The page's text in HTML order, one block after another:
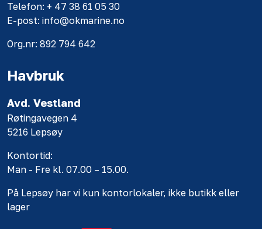
Telefon: + 47 38 61 05 30
E-post: info@okmarine.no
Org.nr: 892 794 642
Havbruk
Avd. Vestland
Røtingavegen 4
5216 Lepsøy
Kontortid:
Man - Fre kl. 07.00 – 15.00.
På Lepsøy har vi kun kontorlokaler, ikke butikk eller
lager